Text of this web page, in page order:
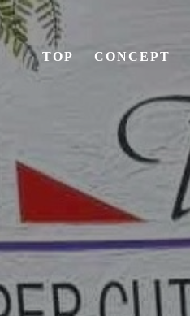
TOP CONCEPT